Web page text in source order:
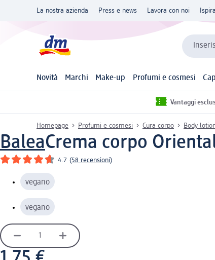
La nostra azienda Press e news Lavora con noi
Novità Marchi Make-up Profumi e cosmesi
Vantaggi
Homepage Profumi e cosmesi Cura corpo Body
BaleaCrema corpo
4.7 (58 recensioni)
vegano
vegano